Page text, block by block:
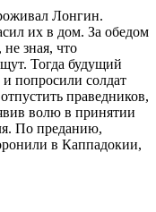
Лонгин.
их в дом. За обедом
зная, что
Тогда будущий
попросили солдат
праведников,
волю в принятии
По преданию,
в Каппадокии,